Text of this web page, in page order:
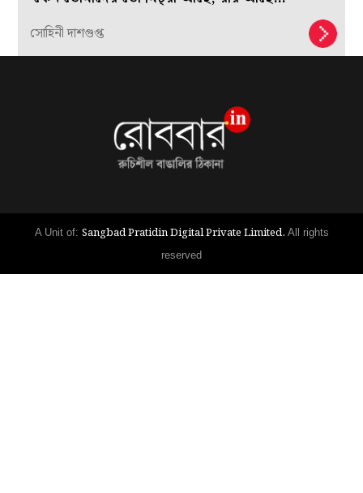
সোহিনী দাশগুপ্ত
A Unit of: Sangbad Pratidin Digital Private Limited. All rights
reserved